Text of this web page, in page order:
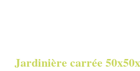
Jardinière carrée